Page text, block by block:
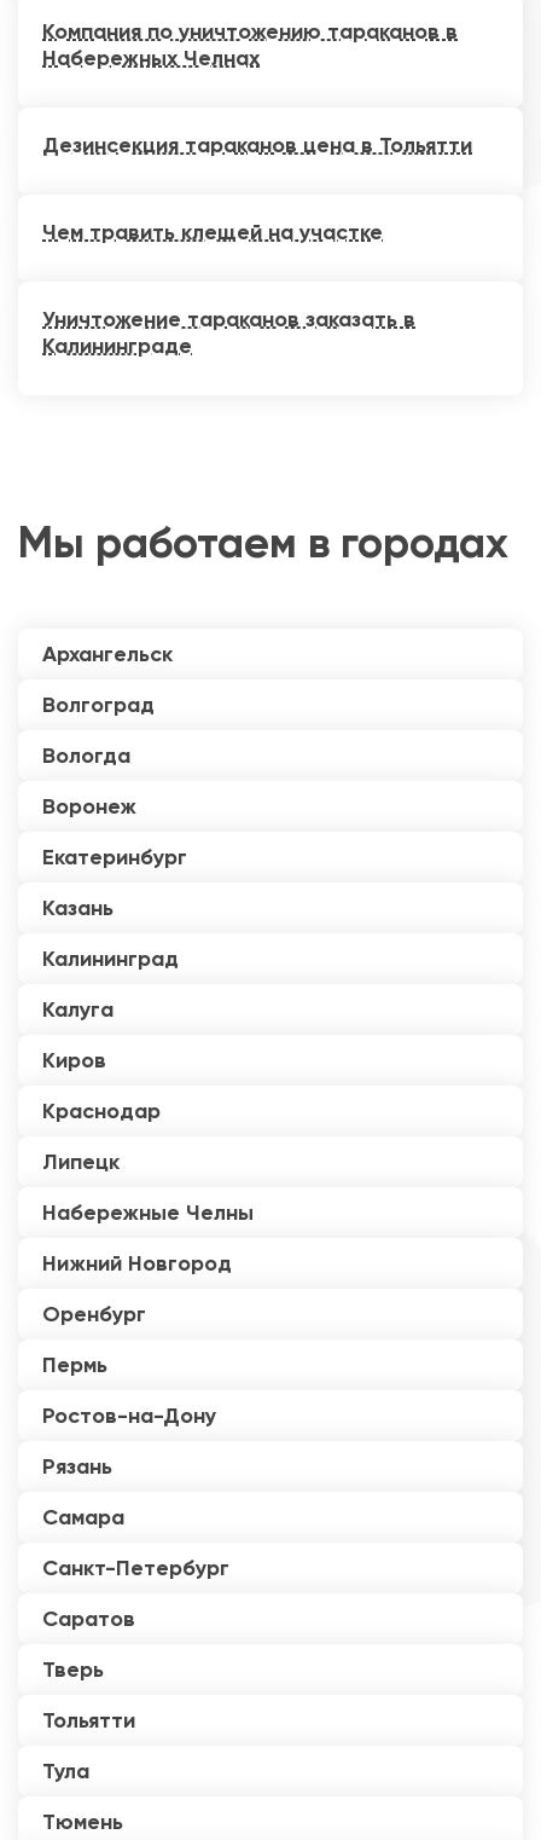
Компания по уничтожению тараканов в
Набережных Челнах
Дезинсекция тараканов цена в Тольятти
Чем травить клещей на участке
Уничтожение тараканов заказать в
Калининграде
Мы работаем в городах
Архангельск
Волгоград
Вологда
Воронеж
Екатеринбург
Казань
Калининград
Калуга
Киров
Краснодар
Липецк
Набережные Челны
Нижний Новгород
Оренбург
Пермь
Ростов-на-Дону
Рязань
Самара
Санкт-Петербург
Саратов
Тверь
Тольятти
Тула
Тюмень